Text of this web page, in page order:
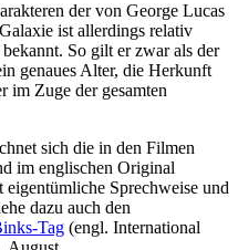
der von George Lucas
ist allerdings relativ
So gilt er zwar als der
genaues Alter, die Herkunft
im Zuge der gesamten
sich die in den Filmen
im englischen Original
eigentümliche Sprechweise und
dazu auch den
Tag (engl. International